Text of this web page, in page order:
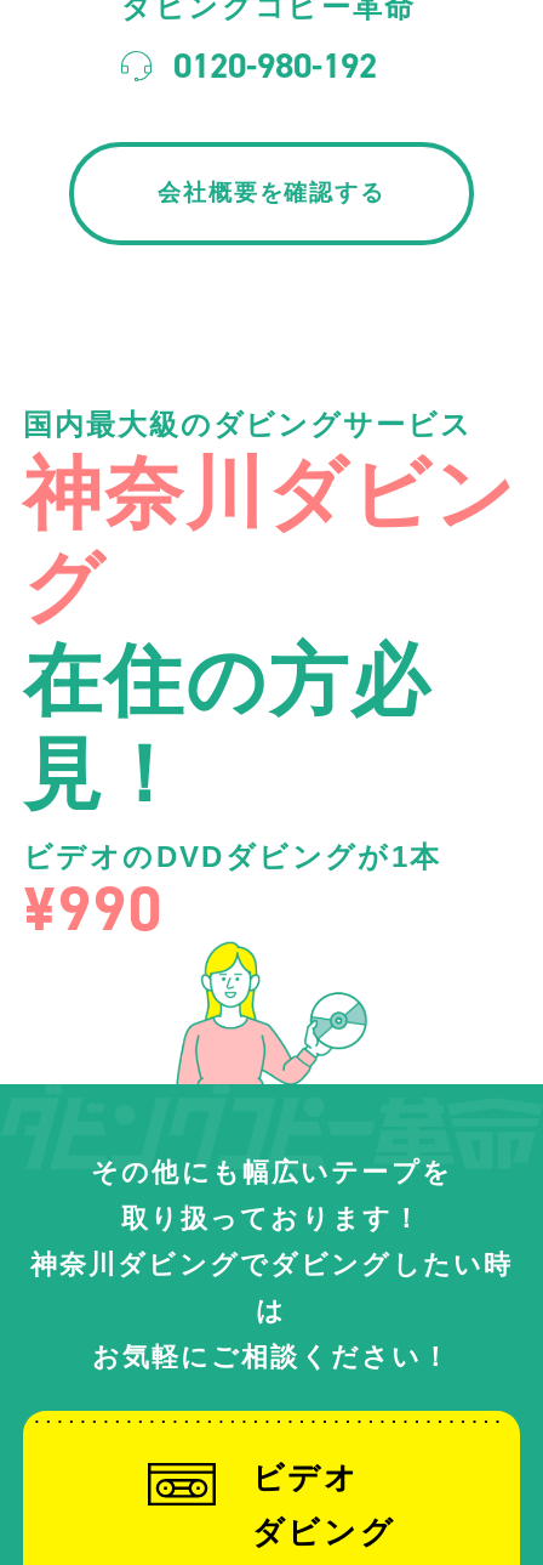
0120-980-192
会社概要を確認する
国内最大級のダビングサービス
神奈川ダビン
グ
在住の方必
見！
ビデオのDVDダビングが1本
¥990
その他にも幅広いテープを
取り扱っております！
神奈川ダビングでダビングしたい時
は
お気軽にご相談ください！
ビデオ
ダビング